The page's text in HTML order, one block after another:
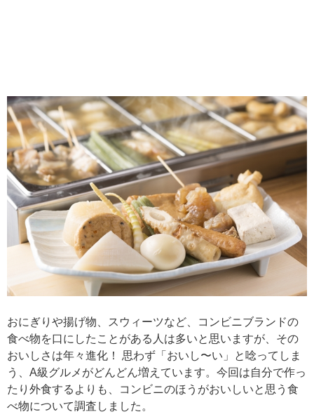
おにぎりや揚げ物、スウィーツなど、コンビニブランドの
食べ物を口にしたことがある人は多いと思いますが、その
おいしさは年々進化！ 思わず「おいし〜い」と唸ってしま
う、A級グルメがどんどん増えています。今回は自分で作っ
たり外食するよりも、コンビニのほうがおいしいと思う食
べ物について調査しました。